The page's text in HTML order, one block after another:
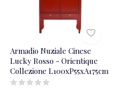
Armadio Nuziale Cinese
Lucky Rosso - Orientique
Collezione L100xP55xA175cm